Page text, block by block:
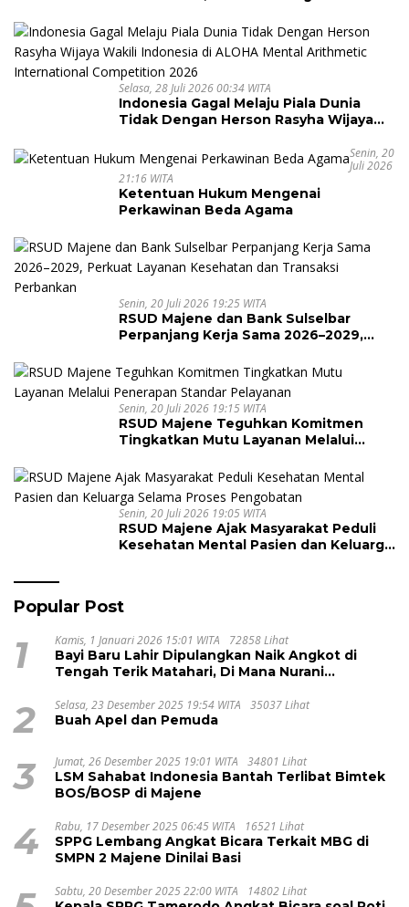
Selasa, 28 Juli 2026 00:34 WITA
Indonesia Gagal Melaju Piala Dunia
Tidak Dengan Herson Rasyha Wijaya
Arithmetic International Competition
Senin, 20
Juli 2026
21:16 WITA
Ketentuan Hukum Mengenai
Perkawinan Beda Agama
Senin, 20 Juli 2026 19:25 WITA
RSUD Majene dan Bank Sulselbar
Perpanjang Kerja Sama 2026–2029,
Transaksi Perbankan
Senin, 20 Juli 2026 19:15 WITA
RSUD Majene Teguhkan Komitmen
Tingkatkan Mutu Layanan Melalui
Senin, 20 Juli 2026 19:05 WITA
RSUD Majene Ajak Masyarakat Peduli
Kesehatan Mental Pasien dan Keluarga
Popular Post
1 Kamis, 1 Januari 2026 15:01 WITA 72858 Lihat
Bayi Baru Lahir Dipulangkan Naik Angkot di
Tengah Terik Matahari, Di Mana Nurani
2 Selasa, 23 Desember 2025 19:54 WITA 35037 Lihat
Buah Apel dan Pemuda
3 Jumat, 26 Desember 2025 19:01 WITA 34801 Lihat
LSM Sahabat Indonesia Bantah Terlibat Bimtek
BOS/BOSP di Majene
4 Rabu, 17 Desember 2025 06:45 WITA 16521 Lihat
SPPG Lembang Angkat Bicara Terkait MBG di
SMPN 2 Majene Dinilai Basi
Sabtu, 20 Desember 2025 22:00 WITA 14802 Lihat